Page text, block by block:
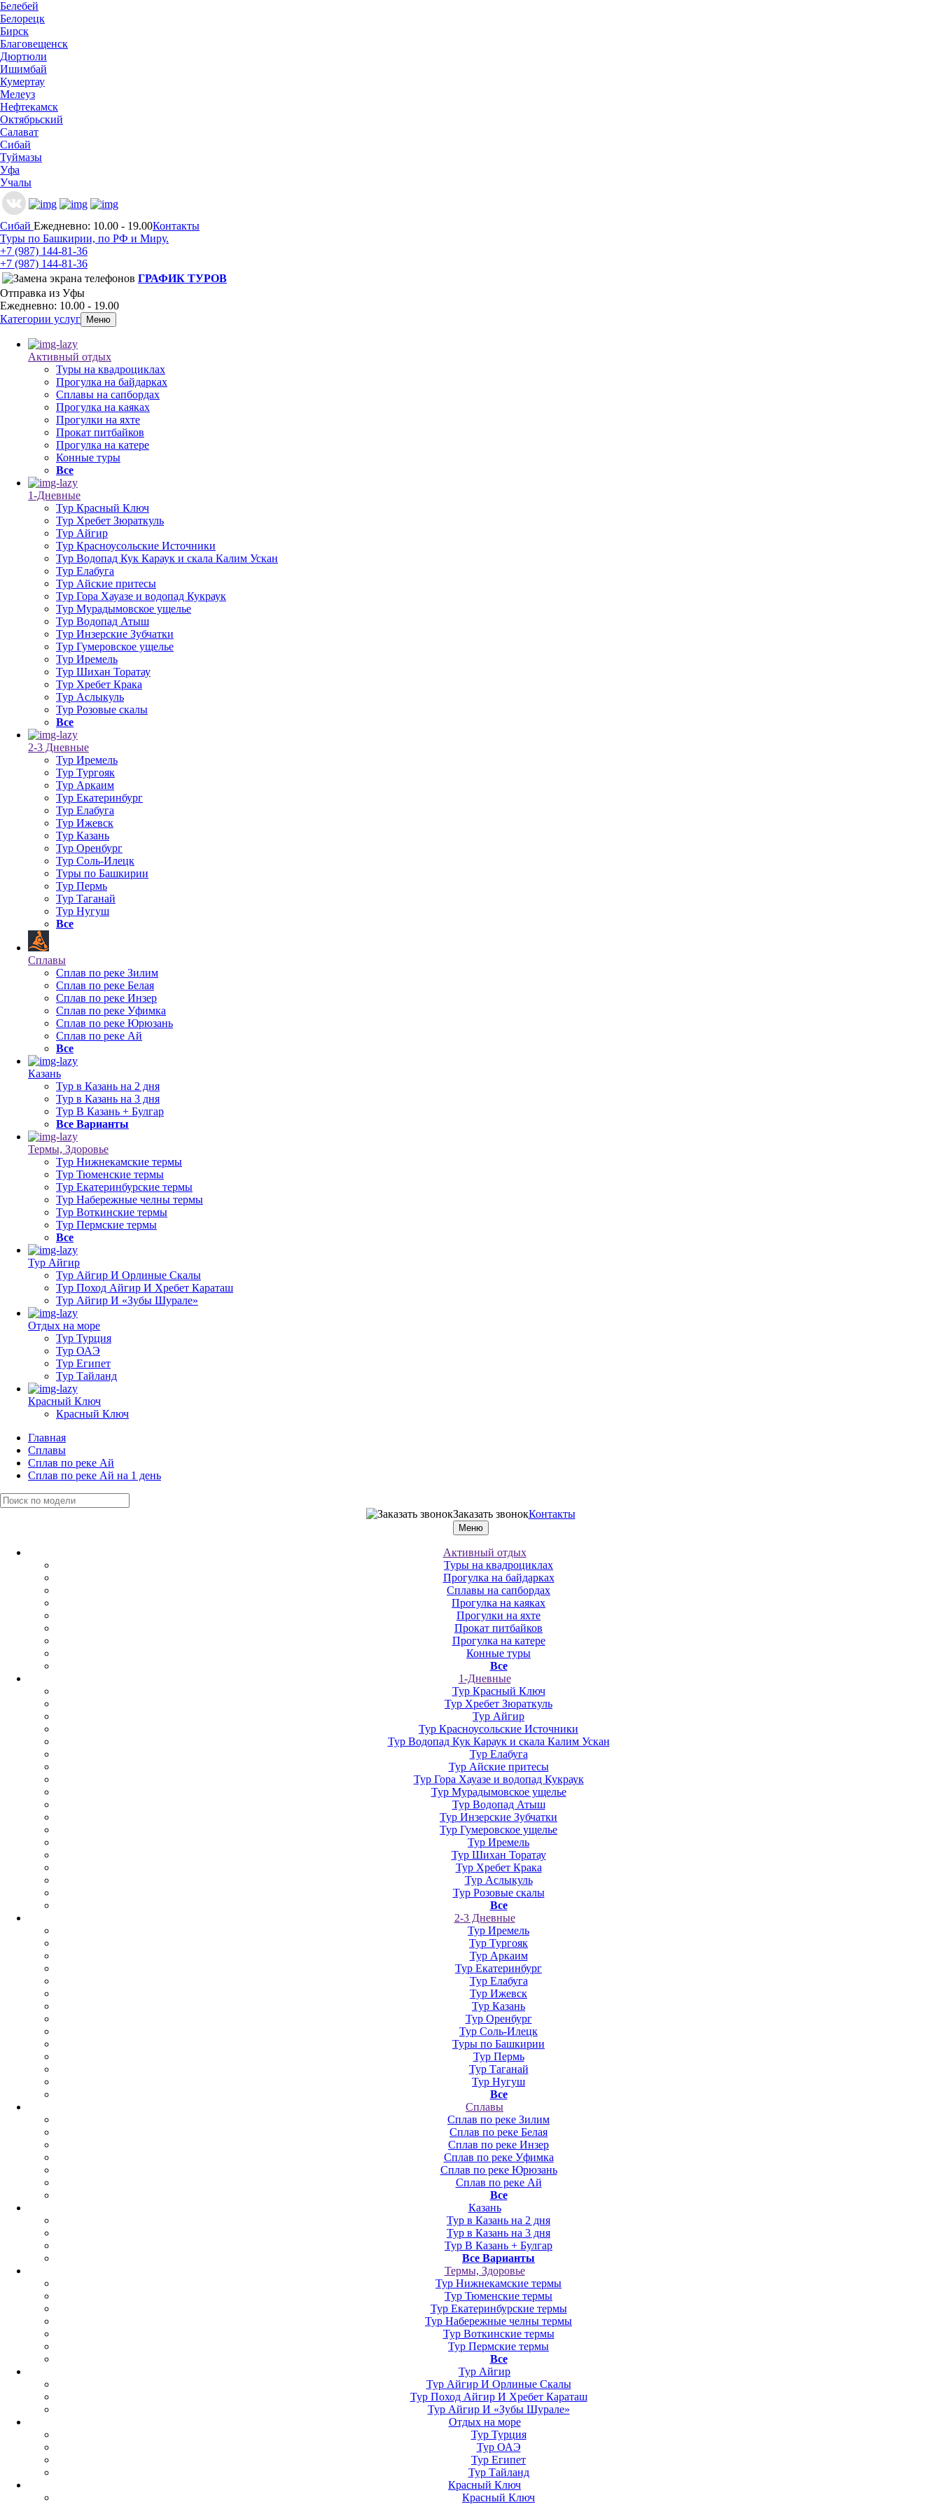
Белебей
Белорецк
Бирск
Благовещенск
Дюртюли
Ишимбай
Кумертау
Мелеуз
Нефтекамск
Октябрьский
Салават
Сибай
Туймазы
Уфа
Учалы
Сибай Ежедневно: 10.00 - 19.00Контакты
Туры по Башкирии, по РФ и Миру.
+7 (987) 144-81-36
+7 (987) 144-81-36
ГРАФИК ТУРОВ
Отправка из Уфы
Ежедневно: 10.00 - 19.00
Категории услуг
Меню
Активный отдых
Туры на квадроциклах
Прогулка на байдарках
Сплавы на сапбордах
Прогулка на каяках
Прогулки на яхте
Прокат питбайков
Прогулка на катере
Конные туры
Все
1-Дневные
Тур Красный Ключ
Тур Хребет Зюраткуль
Тур Айгир
Тур Красноусольские Источники
Тур Водопад Кук Караук и скала Калим Ускан
Тур Елабуга
Тур Айские притесы
Тур Гора Хауазе и водопад Кукраук
Тур Мурадымовское ущелье
Тур Водопад Атыш
Тур Инзерские Зубчатки
Тур Гумеровское ущелье
Тур Иремель
Тур Шихан Торатау
Тур Хребет Крака
Тур Аслыкуль
Тур Розовые скалы
Все
2-3 Дневные
Тур Иремель
Тур Тургояк
Тур Аркаим
Тур Екатеринбург
Тур Елабуга
Тур Ижевск
Тур Казань
Тур Оренбург
Тур Соль-Илецк
Туры по Башкирии
Тур Пермь
Тур Таганай
Тур Нугуш
Все
Сплавы
Сплав по реке Зилим
Сплав по реке Белая
Сплав по реке Инзер
Сплав по реке Уфимка
Сплав по реке Юрюзань
Сплав по реке Ай
Все
Казань
Тур в Казань на 2 дня
Тур в Казань на 3 дня
Тур В Казань + Булгар
Все Варианты
Термы, Здоровье
Тур Нижнекамские термы
Тур Тюменские термы
Тур Екатеринбурские термы
Тур Набережные челны термы
Тур Воткинские термы
Тур Пермские термы
Все
Тур Айгир
Тур Айгир И Орлиные Скалы
Тур Поход Айгир И Хребет Караташ
Тур Айгир И «Зубы Шурале»
Отдых на море
Тур Турция
Тур ОАЭ
Тур Египет
Тур Тайланд
Красный Ключ
Красный Ключ
Главная
Сплавы
Сплав по реке Ай
Сплав по реке Ай на 1 день
Заказать звонокКонтакты
Меню
Активный отдых
Туры на квадроциклах
Прогулка на байдарках
Сплавы на сапбордах
Прогулка на каяках
Прогулки на яхте
Прокат питбайков
Прогулка на катере
Конные туры
Все
1-Дневные
Тур Красный Ключ
Тур Хребет Зюраткуль
Тур Айгир
Тур Красноусольские Источники
Тур Водопад Кук Караук и скала Калим Ускан
Тур Елабуга
Тур Айские притесы
Тур Гора Хауазе и водопад Кукраук
Тур Мурадымовское ущелье
Тур Водопад Атыш
Тур Инзерские Зубчатки
Тур Гумеровское ущелье
Тур Иремель
Тур Шихан Торатау
Тур Хребет Крака
Тур Аслыкуль
Тур Розовые скалы
Все
2-3 Дневные
Тур Иремель
Тур Тургояк
Тур Аркаим
Тур Екатеринбург
Тур Елабуга
Тур Ижевск
Тур Казань
Тур Оренбург
Тур Соль-Илецк
Туры по Башкирии
Тур Пермь
Тур Таганай
Тур Нугуш
Все
Сплавы
Сплав по реке Зилим
Сплав по реке Белая
Сплав по реке Инзер
Сплав по реке Уфимка
Сплав по реке Юрюзань
Сплав по реке Ай
Все
Казань
Тур в Казань на 2 дня
Тур в Казань на 3 дня
Тур В Казань + Булгар
Все Варианты
Термы, Здоровье
Тур Нижнекамские термы
Тур Тюменские термы
Тур Екатеринбурские термы
Тур Набережные челны термы
Тур Воткинские термы
Тур Пермские термы
Все
Тур Айгир
Тур Айгир И Орлиные Скалы
Тур Поход Айгир И Хребет Караташ
Тур Айгир И «Зубы Шурале»
Отдых на море
Тур Турция
Тур ОАЭ
Тур Египет
Тур Тайланд
Красный Ключ
Красный Ключ